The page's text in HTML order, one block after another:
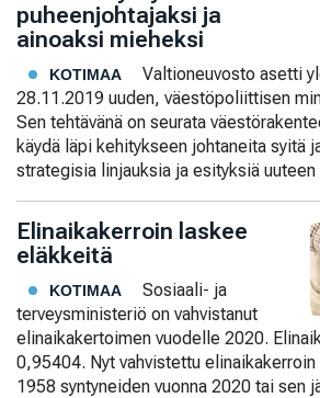
puheenjohtajaksi ja
ainoaksi mieheksi
KOTIMAA
Valtioneuvosto asetti
28.11.2019 uuden, väestöpoliittisen
Sen tehtävänä on seurata
käydä läpi kehitykseen johtaneita syitä
strategisia linjauksia ja esityksiä uuteen
Elinaikakerroin laskee
eläkkeitä
KOTIMAA
Sosiaali- ja
terveysministeriö on vahvistanut
elinaikakertoimen vuodelle 2020.
0,95404. Nyt vahvistettu elinaikakerroin
1958 syntyneiden vuonna 2020 tai sen